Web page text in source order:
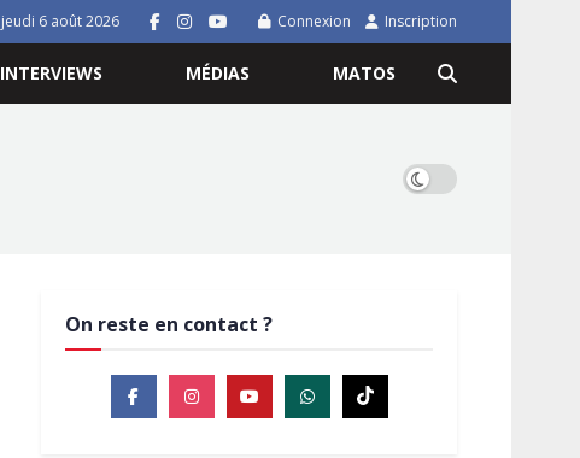
jeudi 6 août 2026 Connexion Inscription
INTERVIEWS MÉDIAS MATOS
On reste en contact ?